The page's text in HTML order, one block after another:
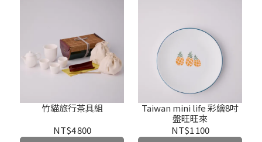
竹貓旅行茶具組
NT$4 800
Taiwan mini life 彩繪8吋
盤旺旺來
NT$1 100